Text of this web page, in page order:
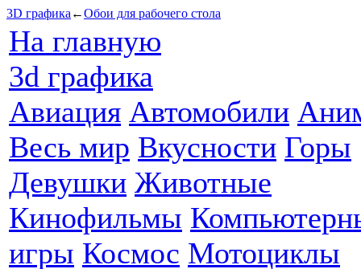
3D графика ←Обои для рабочего стола
На главную
3d графика
Авиация Автомобили
Весь мир Вкусности Горы
Девушки Животные
Кинофильмы
игры Космос Мотоциклы